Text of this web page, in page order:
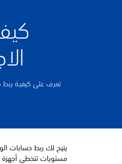
تعرف على كيفية ربط
مستويات تتخطى أجهزة PlayStation®‎ بحدّ ذاتها.